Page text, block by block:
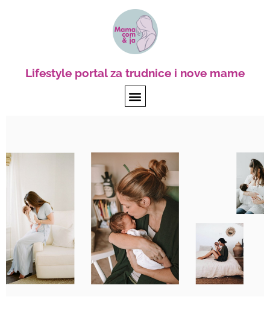
Kako promena
mindseta utiče na
jačanje sopstvenih
roditeljstvo
Mamacom&ja November 5, 2022
Darija Petrović Lubanska, psiholog i TA psihoterapeut,
govori o pripremi za majčinstvo, izazovima i
zamkama, ali i o tome kako adekvatnom pripremom
olakšati sebi svakodnevnicu.